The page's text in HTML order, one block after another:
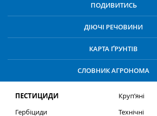
ПОДИВИТИСЬ
ДІЮЧІ РЕЧОВИНИ
КАРТА ҐРУНТІВ
СЛОВНИК АГРОНОМА
ПЕСТИЦИДИ
Гербіциди
Круп’яні
Технічні